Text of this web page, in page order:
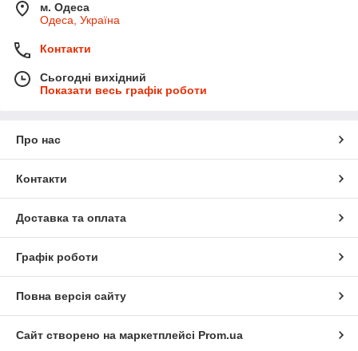
м. Одеса
Одеса, Україна
Контакти
Сьогодні вихідний
Показати весь графік роботи
Про нас
Контакти
Доставка та оплата
Графік роботи
Повна версія сайту
Сайт створено на маркетплейсі Prom.ua